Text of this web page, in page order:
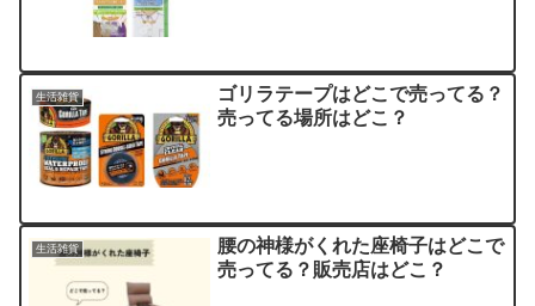
生活雑貨
ゴリラテープはどこで売ってる？
売ってる場所はどこ？
生活雑貨
腰の神様がくれた座椅子はどこで
売ってる？販売店はどこ？